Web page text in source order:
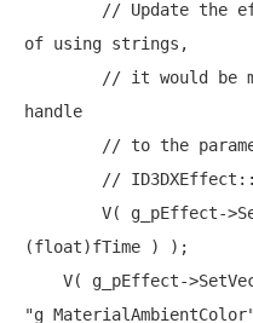
// Update the
of using strings,
// it would be
handle
// to the
//
V(
(float)fTime ) );